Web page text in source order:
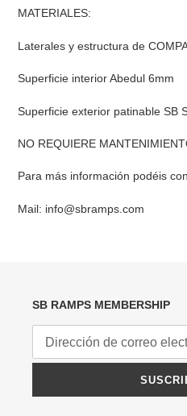
MATERIALES:
Laterales y estructura de
Superficie interior Abedul 6mm
Superficie exterior patinable SB
NO REQUIERE
Para más información podéis
Mail: info@sbramps.com
SB RAMPS MEMBERSHIP